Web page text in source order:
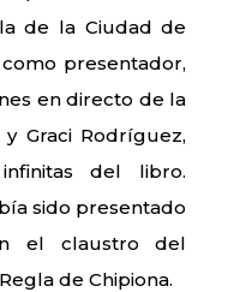
de la Ciudad de
presentador,
en directo de la
Graci Rodríguez,
del libro.
sido presentado
el claustro del
de Chipiona.